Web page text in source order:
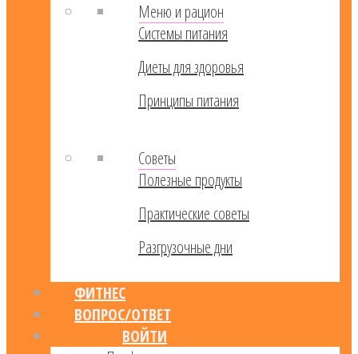
Меню и рацион
Системы питания
Диеты для здоровья
Принципы питания
Советы
Полезные продукты
Практические советы
Разгрузочные дни
ФИТНЕС
ВОПРОС/ОТВЕТ
ВОЙТИ